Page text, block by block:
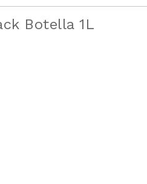
Botella 1L